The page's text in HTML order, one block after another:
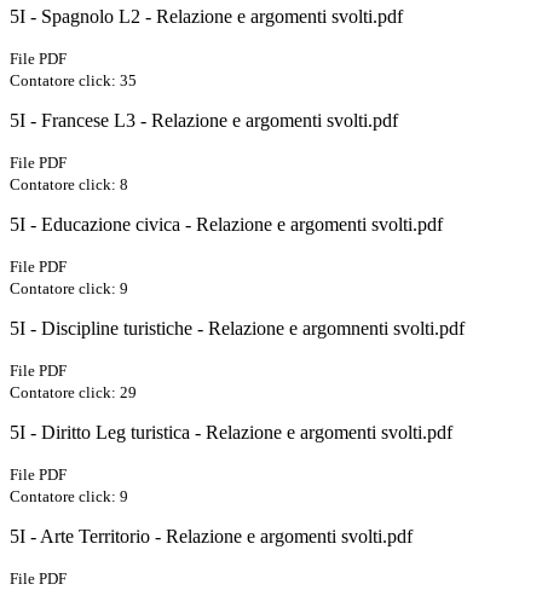
5I - Spagnolo L2 - Relazione e argomenti svolti.pdf
File PDF
Contatore click: 35
5I - Francese L3 - Relazione e argomenti svolti.pdf
File PDF
Contatore click: 8
5I - Educazione civica - Relazione e argomenti svolti.pdf
File PDF
Contatore click: 9
5I - Discipline turistiche - Relazione e argomnenti svolti.pdf
File PDF
Contatore click: 29
5I - Diritto Leg turistica - Relazione e argomenti svolti.pdf
File PDF
Contatore click: 9
5I - Arte Territorio - Relazione e argomenti svolti.pdf
File PDF